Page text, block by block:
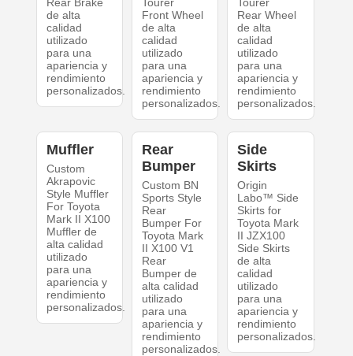
de alta
calidad
utilizado
para una
apariencia y
rendimiento
personalizados.
Front Wheel
de alta
calidad
utilizado
para una
apariencia y
rendimiento
personalizados.
Rear Wheel
de alta
calidad
utilizado
para una
apariencia y
rendimiento
personalizados.
Muffler
Custom
Akrapovic
Style Muffler
For Toyota
Mark II X100
Muffler de
alta calidad
utilizado
para una
apariencia y
rendimiento
personalizados.
Rear
Bumper
Custom BN
Sports Style
Rear
Bumper For
Toyota Mark
II X100 V1
Rear
Bumper de
alta calidad
utilizado
para una
apariencia y
rendimiento
personalizados.
Side
Skirts
Origin
Labo™ Side
Skirts for
Toyota Mark
II JZX100
Side Skirts
de alta
calidad
utilizado
para una
apariencia y
rendimiento
personalizados.